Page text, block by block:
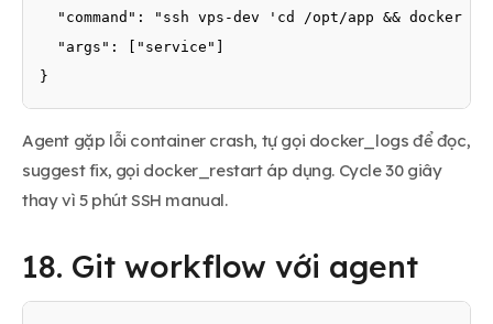
"command": "ssh vps-dev 'cd /opt/app && docker
  "args": ["service"]
}
Agent gặp lỗi container crash, tự gọi docker_logs để đọc,
suggest fix, gọi docker_restart áp dụng. Cycle 30 giây
thay vì 5 phút SSH manual.
18. Git workflow với agent